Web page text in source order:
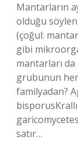
Mantarların
olduğu
(çoğul:
gibi
mantarları
grubunun
familyadan?
satır…